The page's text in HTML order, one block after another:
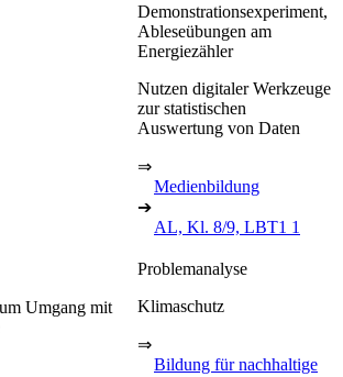
Demonstrationsexperiment,
Ableseübungen am
Energiezähler
Nutzen digitaler Werkzeuge
zur statistischen
Auswertung von Daten
⇒
Medienbildung
➔
AL, Kl. 8/9, LBT1 1
Umgang mit
Problemanalyse
Klimaschutz
⇒
Bildung für nachhaltige